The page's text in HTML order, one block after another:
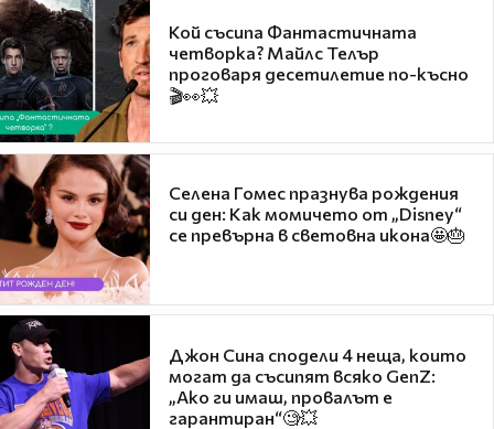
Кой съсипа Фантастичната
четворка? Майлс Телър
проговаря десетилетие по-късно
🎬👀💥
Селена Гомес празнува рождения
си ден: Как момичето от „Disney“
се превърна в световна икона🤩🎂
Джон Сина сподели 4 неща, които
могат да съсипят всяко GenZ:
„Ако ги имаш, провалът е
гарантиран“🧐💥